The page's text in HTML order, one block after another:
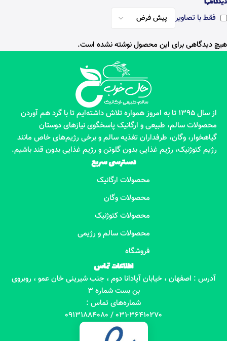
فقط با تصاویر
هیچ دیدگاهی برای این محصول نوشته نشده است.
از سال 1395 تا به امروز همواره تلاش داشته‌ایم تا با گرد هم آوردن
محصولات سالم، طبیعی و ارگانیک پاسخگوی نیازهای دوستان
گیاهخوار، وگان، طرفداران تغذیه سالم و برخی رژیم‌های خاص مانند
رژیم کتوژنیک، رژیم غذایی بدون گلوتن و رژیم غذایی بدون قند باشیم.
دسترسی سریع
محصولات ارگانیک
محصولات وگان
محصولات کتوژنیک
محصولات سالم و رژیمی
فروشگاه
اطلاعات تماس
آدرس : اصفهان ، خیابان آپادانا دوم ، جنب شیرینی خان عمو ، روبروی
بن بست شماره 3
شماره‌های تماس :
031-36410270 / 09131884080